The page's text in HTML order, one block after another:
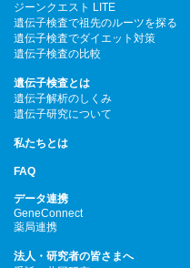
ジーンクエスト LITE
遺伝子検査で祖先のルーツを探る
遺伝子検査でダイエット対策
遺伝子検査の比較
遺伝子検査とは
遺伝子解析のしくみ
遺伝子研究について
私たちとは
FAQ
データ連携
GeneConnect
薬局連携
法人・研究者の皆さまへ